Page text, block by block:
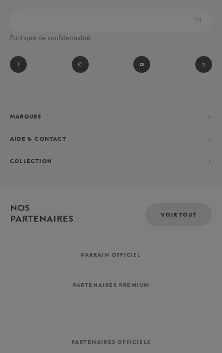
Politique de confidentialité
MARQUES
AIDE & CONTACT
COLLECTION
NOS
PARTENAIRES
VOIR TOUT
PARRAIN OFFICIEL
PARTENAIRES PREMIUM
PARTENAIRES OFFICIELS